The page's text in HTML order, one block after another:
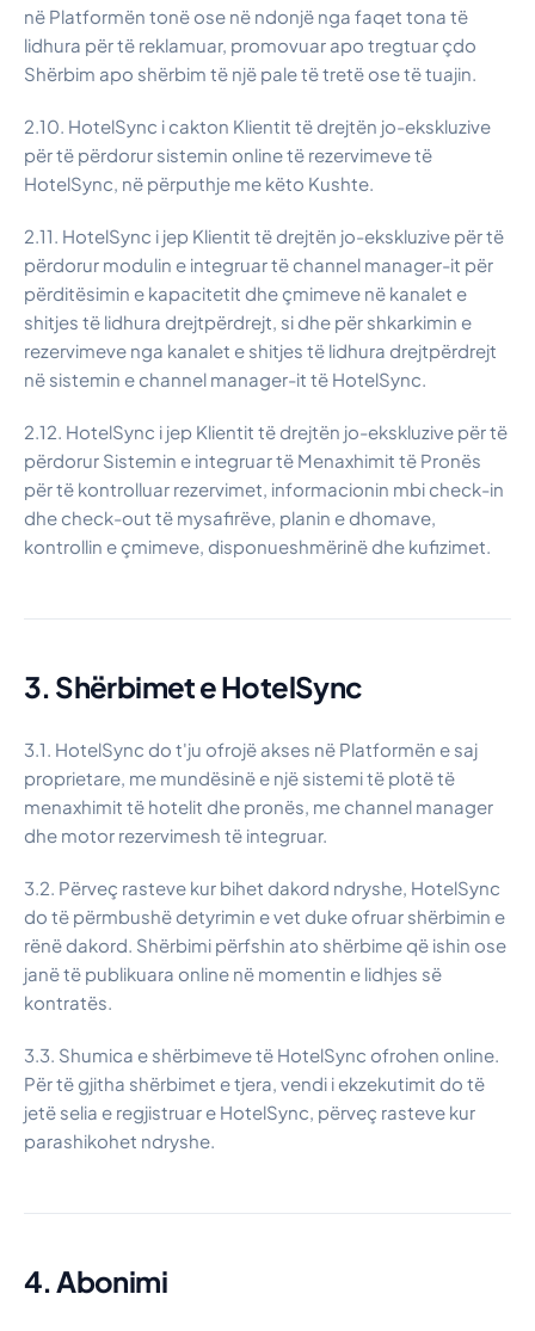
në Platformën tonë ose në ndonjë nga faqet tona të
lidhura për të reklamuar, promovuar apo tregtuar çdo
Shërbim apo shërbim të një pale të tretë ose të tuajin.
2.10. HotelSync i cakton Klientit të drejtën jo-ekskluzive
për të përdorur sistemin online të rezervimeve të
HotelSync, në përputhje me këto Kushte.
2.11. HotelSync i jep Klientit të drejtën jo-ekskluzive për të
përdorur modulin e integruar të channel manager-it për
përditësimin e kapacitetit dhe çmimeve në kanalet e
shitjes të lidhura drejtpërdrejt, si dhe për shkarkimin e
rezervimeve nga kanalet e shitjes të lidhura drejtpërdrejt
në sistemin e channel manager-it të HotelSync.
2.12. HotelSync i jep Klientit të drejtën jo-ekskluzive për të
përdorur Sistemin e integruar të Menaxhimit të Pronës
për të kontrolluar rezervimet, informacionin mbi check-in
dhe check-out të mysafirëve, planin e dhomave,
kontrollin e çmimeve, disponueshmërinë dhe kufizimet.
3. Shërbimet e HotelSync
3.1. HotelSync do t'ju ofrojë akses në Platformën e saj
proprietare, me mundësinë e një sistemi të plotë të
menaxhimit të hotelit dhe pronës, me channel manager
dhe motor rezervimesh të integruar.
3.2. Përveç rasteve kur bihet dakord ndryshe, HotelSync
do të përmbushë detyrimin e vet duke ofruar shërbimin e
rënë dakord. Shërbimi përfshin ato shërbime që ishin ose
janë të publikuara online në momentin e lidhjes së
kontratës.
3.3. Shumica e shërbimeve të HotelSync ofrohen online.
Për të gjitha shërbimet e tjera, vendi i ekzekutimit do të
jetë selia e regjistruar e HotelSync, përveç rasteve kur
parashikohet ndryshe.
4. Abonimi